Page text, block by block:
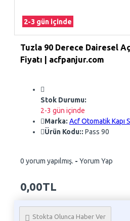
2-3 gün içinde
Tuzla 90 Derece Dairesel
Fiyatı | acfpanjur.com
Stok Durumu:
2-3 gün içinde
Marka: Acf Otomatik Kapı
Ürün Kodu:: Pass 90
0 yorum yapılmış. - Yorum Yap
0,00TL
Stokta Olunca Haber Ver